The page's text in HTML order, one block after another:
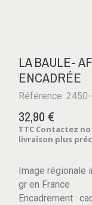
LA BAULE-
ENCADRÉE
Référence:
32,90 €
TTC Contactez
livraison plus
Image régionale
gr en France
Encadrement :